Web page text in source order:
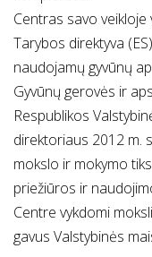
Centras savo
Tarybos direktyva
naudojamų gyvūnų
Gyvūnų gerovės ir
Respublikos
direktoriaus 2012 m.
mokslo ir mokymo
priežiūros ir
Centre vykdomi
gavus Valstybinės